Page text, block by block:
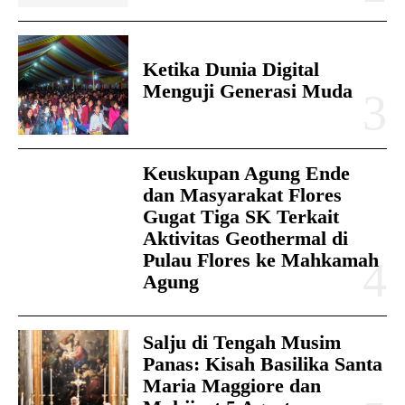
Ketika Dunia Digital
Menguji Generasi Muda
Keuskupan Agung Ende
dan Masyarakat Flores
Gugat Tiga SK Terkait
Aktivitas Geothermal di
Pulau Flores ke Mahkamah
Agung
Salju di Tengah Musim
Panas: Kisah Basilika Santa
Maria Maggiore dan